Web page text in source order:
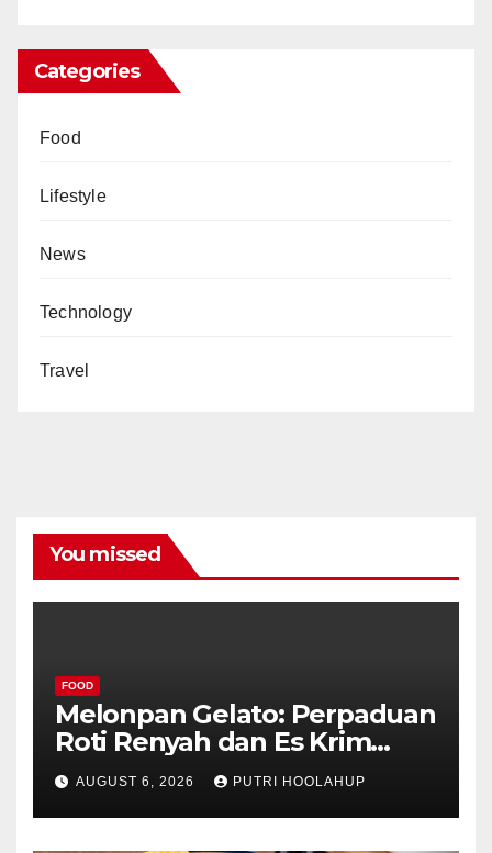
Categories
Food
Lifestyle
News
Technology
Travel
You missed
FOOD
Melonpan Gelato: Perpaduan
Roti Renyah dan Es Krim
Lembut yang Menggoda
AUGUST 6, 2026 PUTRI HOOLAHUP